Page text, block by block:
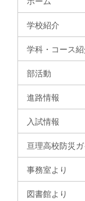
学校紹介
学科・コース
部活動
進路情報
入試情報
亘理高校防災
事務室より
図書館より